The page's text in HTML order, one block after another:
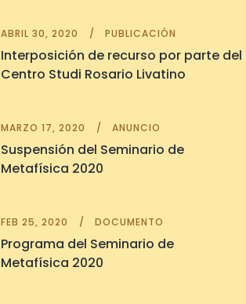
ABRIL 30, 2020 PUBLICACIÓN
Interposición de recurso por parte del
Centro Studi Rosario Livatino
MARZO 17, 2020 ANUNCIO
Suspensión del Seminario de
Metafísica 2020
FEB 25, 2020 DOCUMENTO
Programa del Seminario de
Metafísica 2020